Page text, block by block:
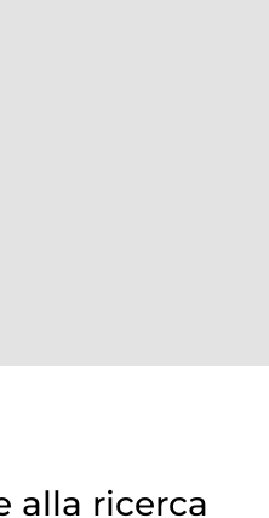
alla ricerca